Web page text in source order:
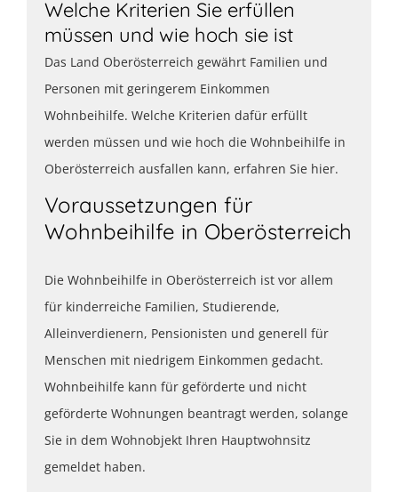
Welche Kriterien Sie erfüllen
müssen und wie hoch sie ist
Das Land Oberösterreich gewährt Familien und
Personen mit geringerem Einkommen
Wohnbeihilfe. Welche Kriterien dafür erfüllt
werden müssen und wie hoch die Wohnbeihilfe in
Oberösterreich ausfallen kann, erfahren Sie hier.
Voraussetzungen für
Wohnbeihilfe in Oberösterreich
Die Wohnbeihilfe in Oberösterreich ist vor allem
für kinderreiche Familien, Studierende,
Alleinverdienern, Pensionisten und generell für
Menschen mit niedrigem Einkommen gedacht.
Wohnbeihilfe kann für geförderte und nicht
geförderte Wohnungen beantragt werden, solange
Sie in dem Wohnobjekt Ihren Hauptwohnsitz
gemeldet haben.